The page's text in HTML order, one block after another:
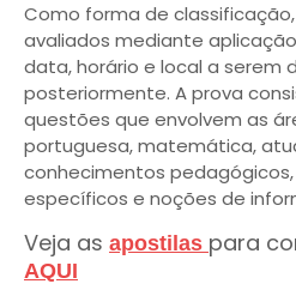
Como forma de
avaliados mediante
data, horário e local a serem
posteriormente. A prova
questões que envolvem as
portuguesa, matemática,
conhecimentos
específicos e noções de
Veja as apostilas para
AQUI